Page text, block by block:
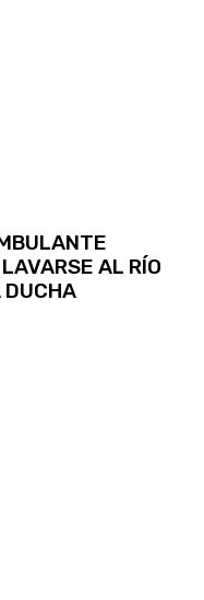
AL RÍO
DUCHA